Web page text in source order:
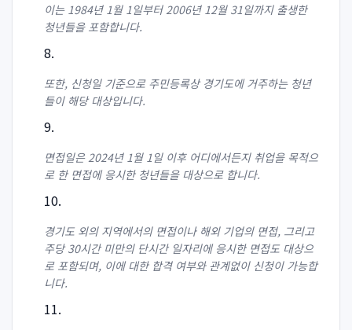
이는 1984년 1월 1일부터 2006년 12월 31일까지 출생한
청년들을 포함합니다.
또한, 신청일 기준으로 주민등록상 경기도에 거주하는 청년
들이 해당 대상입니다.
면접일은 2024년 1월 1일 이후 어디에서든지 취업을 목적으
로 한 면접에 응시한 청년들을 대상으로 합니다.
경기도 외의 지역에서의 면접이나 해외 기업의 면접, 그리고
주당 30시간 미만의 단시간 일자리에 응시한 면접도 대상으
로 포함되며, 이에 대한 합격 여부와 관계없이 신청이 가능합
니다.